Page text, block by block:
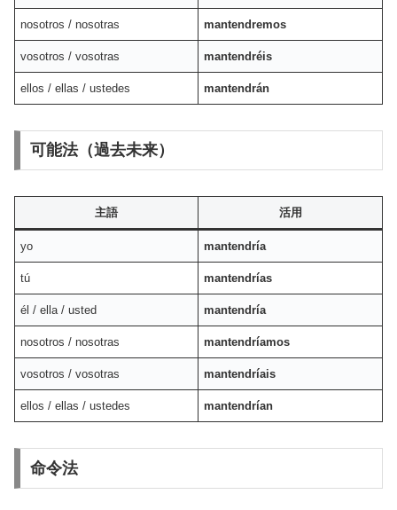
nosotros / nosotras mantendremos
vosotros / vosotras mantendréis
ellos / ellas / ustedes mantendrán
可能法（過去未来）
主語 活用
yo mantendría
tú mantendrías
él / ella / usted mantendría
nosotros / nosotras mantendríamos
vosotros / vosotras mantendríais
ellos / ellas / ustedes mantendrían
命令法